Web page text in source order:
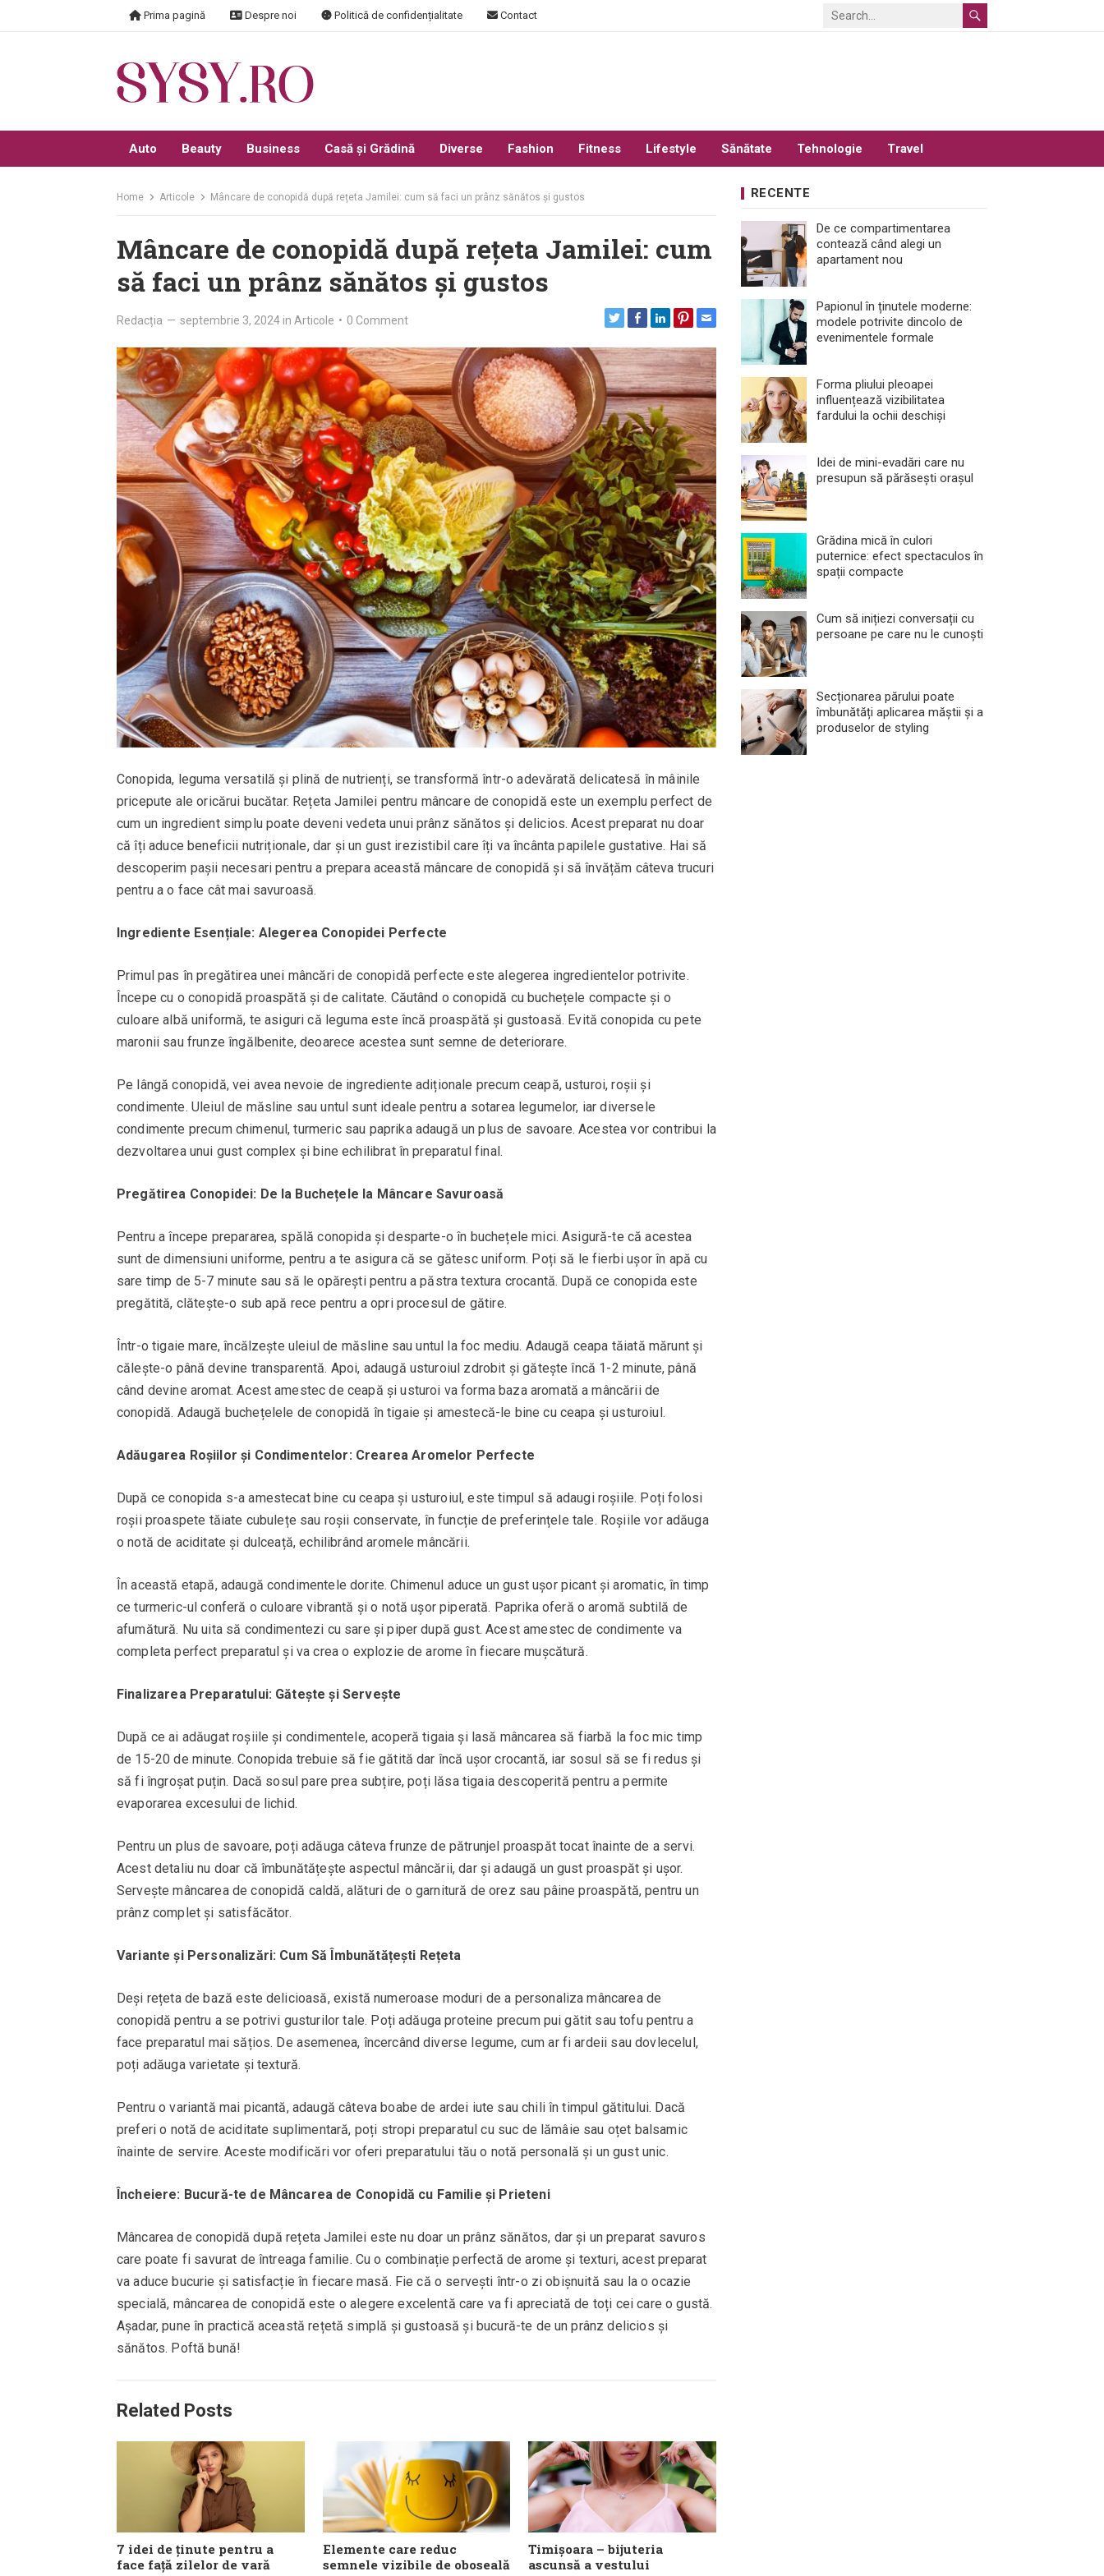
Prima pagină Despre noi Politică de confidențialitate Contact
Auto Beauty Business Casă și Grădină Diverse Fashion Fitness Lifestyle Sănătate Tehnologie Travel
Home Articole Mâncare de conopidă după rețeta Jamilei: cum să faci un prânz sănătos și gustos
Mâncare de conopidă după rețeta Jamilei: cum
să faci un prânz sănătos și gustos
Redacția — septembrie 3, 2024 in Articole • 0 Comment
Conopida, leguma versatilă și plină de nutrienți, se transformă într-o adevărată delicatesă în mâinile
pricepute ale oricărui bucătar. Rețeta Jamilei pentru mâncare de conopidă este un exemplu perfect de
cum un ingredient simplu poate deveni vedeta unui prânz sănătos și delicios. Acest preparat nu doar
că îți aduce beneficii nutriționale, dar și un gust irezistibil care îți va încânta papilele gustative. Hai să
descoperim pașii necesari pentru a prepara această mâncare de conopidă și să învățăm câteva trucuri
pentru a o face cât mai savuroasă.
Ingrediente Esențiale: Alegerea Conopidei Perfecte
Primul pas în pregătirea unei mâncări de conopidă perfecte este alegerea ingredientelor potrivite.
Începe cu o conopidă proaspătă și de calitate. Căutând o conopidă cu buchețele compacte și o
culoare albă uniformă, te asiguri că leguma este încă proaspătă și gustoasă. Evită conopida cu pete
maronii sau frunze îngălbenite, deoarece acestea sunt semne de deteriorare.
Pe lângă conopidă, vei avea nevoie de ingrediente adiționale precum ceapă, usturoi, roșii și
condimente. Uleiul de măsline sau untul sunt ideale pentru a sotarea legumelor, iar diversele
condimente precum chimenul, turmeric sau paprika adaugă un plus de savoare. Acestea vor contribui la
dezvoltarea unui gust complex și bine echilibrat în preparatul final.
Pregătirea Conopidei: De la Buchețele la Mâncare Savuroasă
Pentru a începe prepararea, spălă conopida și desparte-o în buchețele mici. Asigură-te că acestea
sunt de dimensiuni uniforme, pentru a te asigura că se gătesc uniform. Poți să le fierbi ușor în apă cu
sare timp de 5-7 minute sau să le opărești pentru a păstra textura crocantă. După ce conopida este
pregătită, clătește-o sub apă rece pentru a opri procesul de gătire.
Într-o tigaie mare, încălzește uleiul de măsline sau untul la foc mediu. Adaugă ceapa tăiată mărunt și
călește-o până devine transparentă. Apoi, adaugă usturoiul zdrobit și gătește încă 1-2 minute, până
când devine aromat. Acest amestec de ceapă și usturoi va forma baza aromată a mâncării de
conopidă. Adaugă buchețelele de conopidă în tigaie și amestecă-le bine cu ceapa și usturoiul.
Adăugarea Roșiilor și Condimentelor: Crearea Aromelor Perfecte
După ce conopida s-a amestecat bine cu ceapa și usturoiul, este timpul să adaugi roșiile. Poți folosi
roșii proaspete tăiate cubulețe sau roșii conservate, în funcție de preferințele tale. Roșiile vor adăuga
o notă de aciditate și dulceață, echilibrând aromele mâncării.
În această etapă, adaugă condimentele dorite. Chimenul aduce un gust ușor picant și aromatic, în timp
ce turmeric-ul conferă o culoare vibrantă și o notă ușor piperată. Paprika oferă o aromă subtilă de
afumătură. Nu uita să condimentezi cu sare și piper după gust. Acest amestec de condimente va
completa perfect preparatul și va crea o explozie de arome în fiecare mușcătură.
Finalizarea Preparatului: Gătește și Servește
După ce ai adăugat roșiile și condimentele, acoperă tigaia și lasă mâncarea să fiarbă la foc mic timp
de 15-20 de minute. Conopida trebuie să fie gătită dar încă ușor crocantă, iar sosul să se fi redus și
să fi îngroșat puțin. Dacă sosul pare prea subțire, poți lăsa tigaia descoperită pentru a permite
evaporarea excesului de lichid.
Pentru un plus de savoare, poți adăuga câteva frunze de pătrunjel proaspăt tocat înainte de a servi.
Acest detaliu nu doar că îmbunătățește aspectul mâncării, dar și adaugă un gust proaspăt și ușor.
Servește mâncarea de conopidă caldă, alături de o garnitură de orez sau pâine proaspătă, pentru un
prânz complet și satisfăcător.
Variante și Personalizări: Cum Să Îmbunătățești Rețeta
Deși rețeta de bază este delicioasă, există numeroase moduri de a personaliza mâncarea de
conopidă pentru a se potrivi gusturilor tale. Poți adăuga proteine precum pui gătit sau tofu pentru a
face preparatul mai sățios. De asemenea, încercând diverse legume, cum ar fi ardeii sau dovlecelul,
poți adăuga varietate și textură.
Pentru o variantă mai picantă, adaugă câteva boabe de ardei iute sau chili în timpul gătitului. Dacă
preferi o notă de aciditate suplimentară, poți stropi preparatul cu suc de lămâie sau oțet balsamic
înainte de servire. Aceste modificări vor oferi preparatului tău o notă personală și un gust unic.
Încheiere: Bucură-te de Mâncarea de Conopidă cu Familie și Prieteni
Mâncarea de conopidă după rețeta Jamilei este nu doar un prânz sănătos, dar și un preparat savuros
care poate fi savurat de întreaga familie. Cu o combinație perfectă de arome și texturi, acest preparat
va aduce bucurie și satisfacție în fiecare masă. Fie că o servești într-o zi obișnuită sau la o ocazie
specială, mâncarea de conopidă este o alegere excelentă care va fi apreciată de toți cei care o gustă.
Așadar, pune în practică această rețetă simplă și gustoasă și bucură-te de un prânz delicios și
sănătos. Poftă bună!
Related Posts
7 idei de ținute pentru a
face față zilelor de vară
Elemente care reduc
semnele vizibile de oboseală
Timișoara – bijuteria
ascunsă a vestului
RECENTE
De ce compartimentarea
contează când alegi un
apartament nou
Papionul în ținutele moderne:
modele potrivite dincolo de
evenimentele formale
Forma pliului pleoapei
influențează vizibilitatea
fardului la ochii deschiși
Idei de mini-evadări care nu
presupun să părăsești orașul
Grădina mică în culori
puternice: efect spectaculos în
spații compacte
Cum să inițiezi conversații cu
persoane pe care nu le cunoști
Secționarea părului poate
îmbunătăți aplicarea măștii și a
produselor de styling